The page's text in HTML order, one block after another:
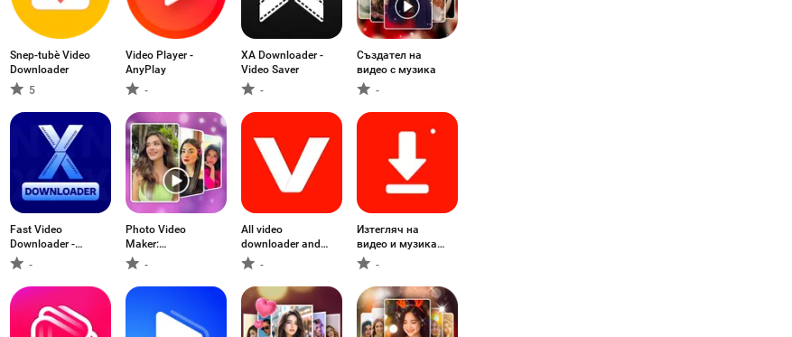
Snep-tubè Video
Downloader
5
Video Player -
AnyPlay
-
XA Downloader -
Video Saver
-
Създател на
видео с музика
-
Fast Video
Downloader -
Saver-
Photo Video
Maker:
Slideshows
-
All video
downloader and
saver-
Изтегляч на
видео и музика
HD -